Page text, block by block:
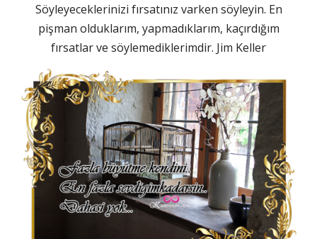
Söyleyeceklerinizi fırsatınız varken söyleyin. En
pişman olduklarım, yapmadıklarım, kaçırdığım
fırsatlar ve söylemediklerimdir. Jim Keller